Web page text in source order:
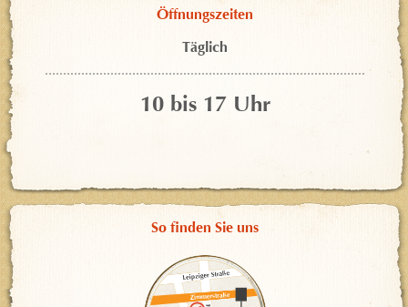
Öffnungszeiten
Täglich
10 bis 17 Uhr
So finden Sie uns